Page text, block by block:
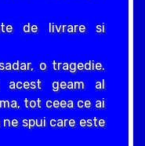
de livrare si
o tragedie.
acest geam al
tot ceea ce ai
spui care este